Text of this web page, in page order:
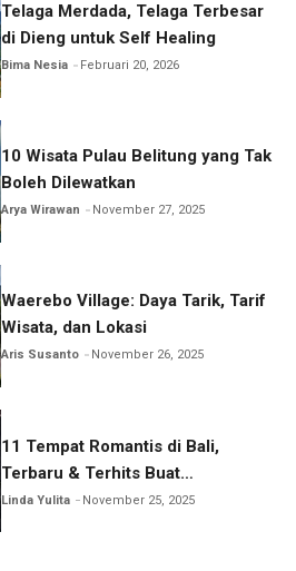
Telaga Merdada, Telaga Terbesar
di Dieng untuk Self Healing
Bima Nesia Februari 20, 2026
10 Wisata Pulau Belitung yang Tak
Boleh Dilewatkan
Arya Wirawan November 27, 2025
Waerebo Village: Daya Tarik, Tarif
Wisata, dan Lokasi
Aris Susanto November 26, 2025
11 Tempat Romantis di Bali,
Terbaru & Terhits Buat
Honeymoon
Linda Yulita November 25, 2025